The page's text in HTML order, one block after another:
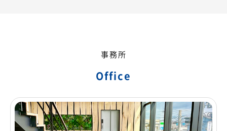
事務所
Office